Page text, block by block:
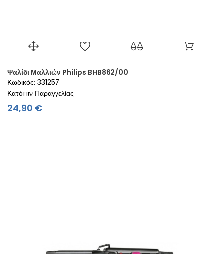
Ψαλίδι Μαλλιών Philips BHB862/00
Κωδικός: 331257
Κατόπιν Παραγγελίας
24,90 €Τιμή